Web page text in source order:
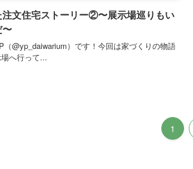
注文住宅ストーリー②〜展示場巡りもい
〜
（@yp_daiwarium）です！今回は家づくりの物語
へ行って...
1